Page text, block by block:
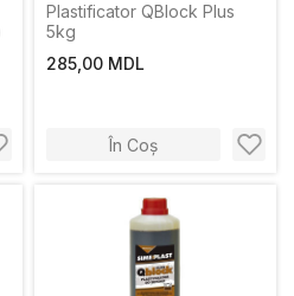
Plastificator QBlock Plus
5kg
285,00 MDL
În Coș